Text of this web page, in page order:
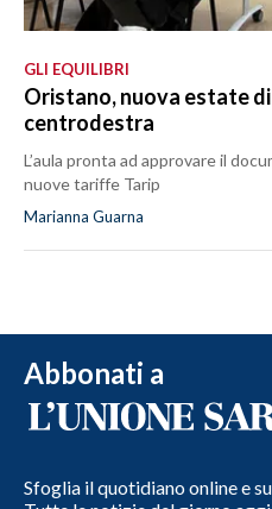
GLI EQUILIBRI
Oristano, nuova estate
centrodestra
L’aula pronta ad approvare il
nuove tariffe Tarip
Marianna Guarna
Abbonati a
Sfoglia il quotidiano online e